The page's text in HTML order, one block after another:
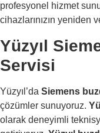
profesyonel hizmet
cihazlarınızın yeniden
Yüzyıl
Servisi
Yüzyıl’da Siemens
çözümler sunuyoruz.
olarak deneyimli